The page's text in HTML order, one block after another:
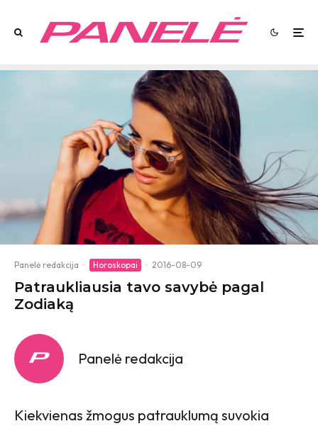
Panelė redakcija · Horoskopai · 2016-08-09
Patraukliausia tavo savybė pagal
Zodiaką
Panelė redakcija
Kiekvienas žmogus patrauklumą suvokia